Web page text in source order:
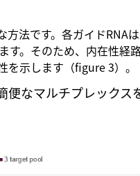
法です。各ガイドRNA
。そのため、内在性経
を示します（figure 3）。
便なマルチプレックス